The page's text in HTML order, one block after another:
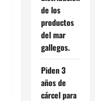
de los
productos
del mar
gallegos.
Piden 3
años de
cárcel para